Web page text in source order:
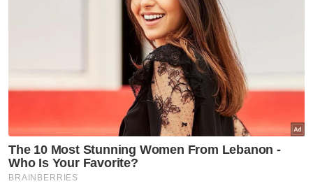
Terengganu
Kesilapan teknikal punca Jalur
Gemilang dipasang tanpa
bulan bintang – Ahmad Samsuri
Terengganu
Bunga Kenanga diangkat
sebagai simbolik identiti
Terengganu